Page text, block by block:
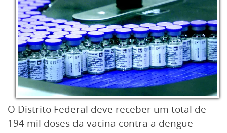
O Distrito Federal deve receber um total de
194 mil doses da vacina contra a dengue